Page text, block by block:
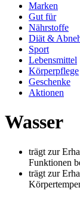
Marken
Gut für
Nährstoffe
Diät &
Sport
Lebensmittel
Körperpflege
Geschenke
Aktionen
Wasser
trägt zur
Funktionen
trägt zur